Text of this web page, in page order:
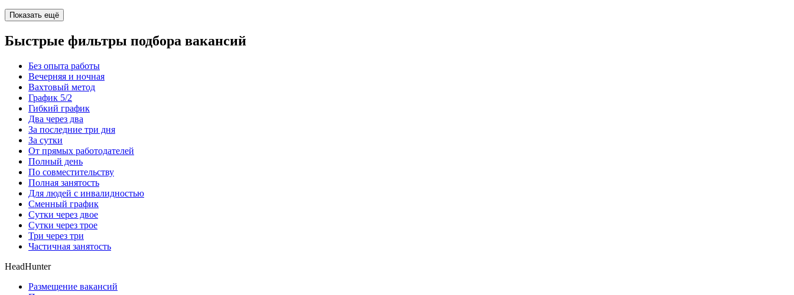
Показать ещё
Быстрые фильтры подбора вакансий
Без опыта работы
Вечерняя и ночная
Вахтовый метод
График 5/2
Гибкий график
Два через два
За последние три дня
За сутки
От прямых работодателей
Полный день
По совместительству
Полная занятость
Для людей с инвалидностью
Сменный график
Сутки через двое
Сутки через трое
Три через три
Частичная занятость
HeadHunter
Размещение вакансий